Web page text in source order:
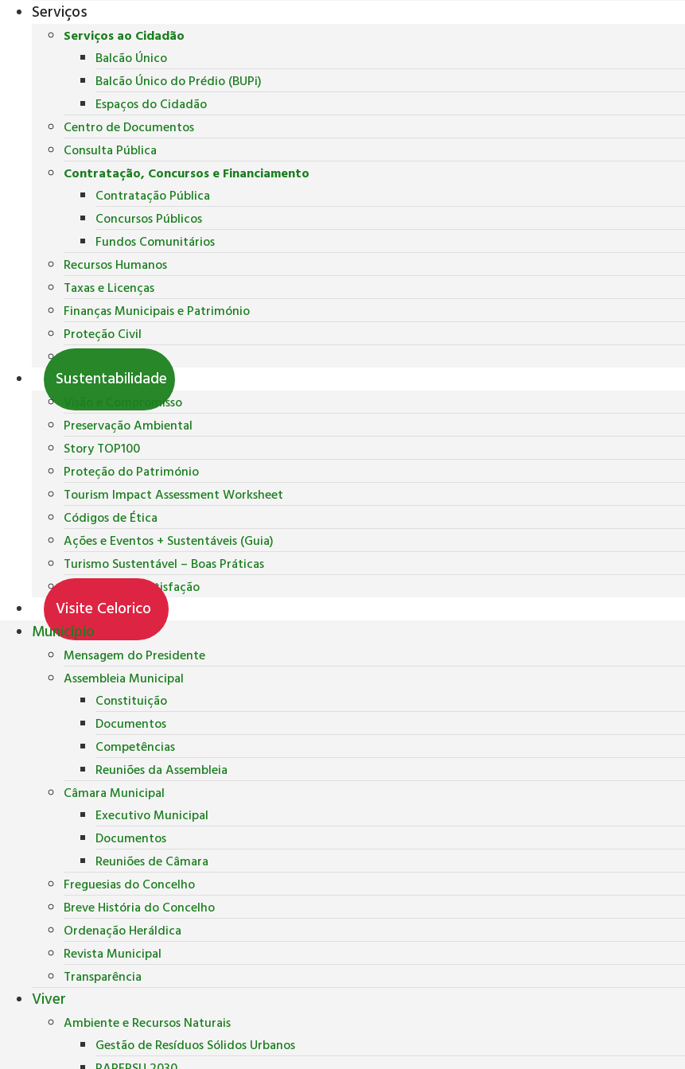
Serviços
Serviços ao Cidadão
Balcão Único
Balcão Único do Prédio (BUPi)
Espaços do Cidadão
Centro de Documentos
Consulta Pública
Contratação, Concursos e Financiamento
Contratação Pública
Concursos Públicos
Fundos Comunitários
Recursos Humanos
Taxas e Licenças
Finanças Municipais e Património
Proteção Civil
Polícia Municipal
Sustentabilidade
Visão e Compromisso
Preservação Ambiental
Story TOP100
Proteção do Património
Tourism Impact Assessment Worksheet
Códigos de Ética
Ações e Eventos + Sustentáveis (Guia)
Turismo Sustentável – Boas Práticas
Inquéritos de Satisfação
Visite Celorico
Município
Mensagem do Presidente
Assembleia Municipal
Constituição
Documentos
Competências
Reuniões da Assembleia
Câmara Municipal
Executivo Municipal
Documentos
Reuniões de Câmara
Freguesias do Concelho
Breve História do Concelho
Ordenação Heráldica
Revista Municipal
Transparência
Viver
Ambiente e Recursos Naturais
Gestão de Resíduos Sólidos Urbanos